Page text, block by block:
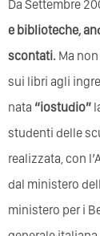
Da Settembre
e biblioteche,
scontati. Ma
sui libri agli
nata “iostudio”
studenti delle
realizzata, con
dal ministero
ministero per i